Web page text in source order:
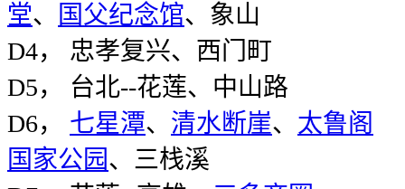
堂、 国父纪念馆、象山
D4， 忠孝复兴、西门町
D5， 台北--花莲、中山路
D6， 七星潭、 清水断崖、 太鲁阁
国家公园、三栈溪